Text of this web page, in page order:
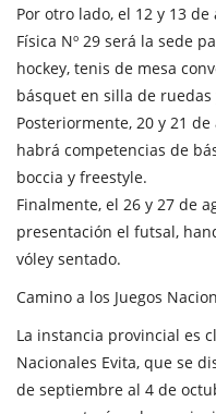
Por otro lado, el 12 y 13
Física Nº 29 será la sede
hockey, tenis de mesa
básquet en silla de ruedas
Posteriormente, 20 y 21 de
habrá competencias de
boccia y freestyle.
Finalmente, el 26 y 27 de
presentación el futsal,
vóley sentado.
Camino a los Juegos
La instancia provincial es
Nacionales Evita, que se
de septiembre al 4 de